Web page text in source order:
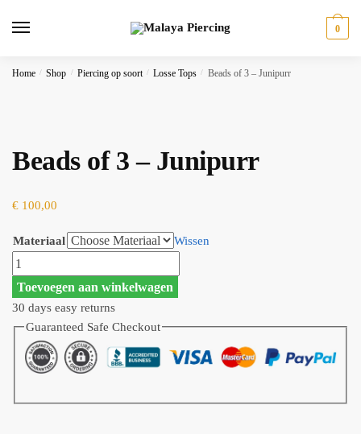
0
Home / Shop / Piercing op soort / Losse Tops / Beads of 3 – Junipurr
Beads of 3 – Junipurr
€ 100,00
Materiaal
Wissen
Beads
of
3
aantal
Toevoegen aan winkelwagen
30 days easy returns
Guaranteed Safe Checkout